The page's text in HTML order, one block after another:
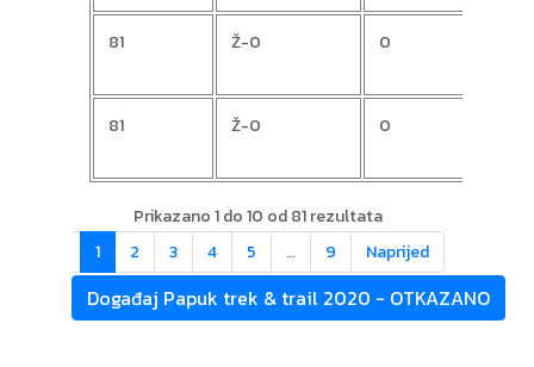
81 Ž-0 0
81 Ž-0 0
Prikazano 1 do 10 od 81 rezultata
1 2 3 4 5 … 9 Naprijed
Događaj Papuk trek & trail 2020 - OTKAZANO